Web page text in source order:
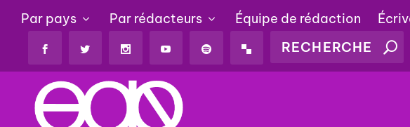
Par pays Par rédacteurs Équipe de rédaction